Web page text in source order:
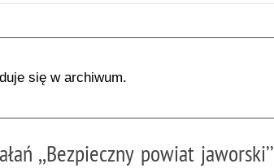
się w archiwum.
,,Bezpieczny powiat jaworski’’